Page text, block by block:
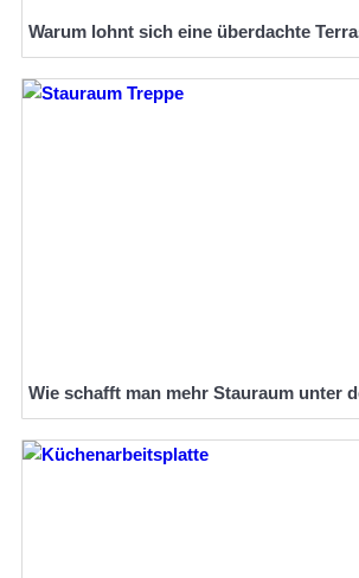
Warum lohnt sich eine überdachte
Wie schafft man mehr Stauraum unter